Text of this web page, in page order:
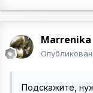
Marrenika
Подскажите,